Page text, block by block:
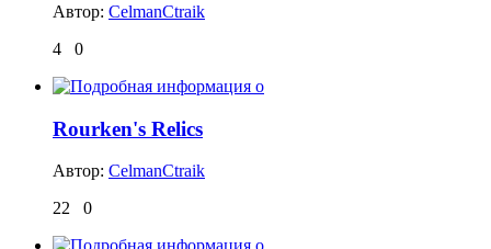
Автор: CelmanCtraik
4
0
Rourken's Relics
Автор: CelmanCtraik
22
0